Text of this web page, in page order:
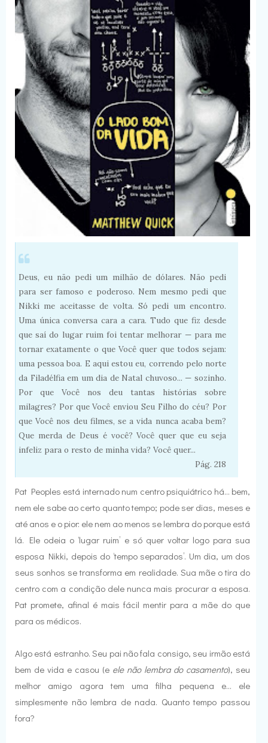
Deus, eu não pedi um milhão de dólares. Não pedi
para ser famoso e poderoso. Nem mesmo pedi que
Nikki me aceitasse de volta. Só pedi um encontro.
Uma única conversa cara a cara. Tudo que fiz desde
que saí do lugar ruim foi tentar melhorar — para me
tornar exatamente o que Você quer que todos sejam:
uma pessoa boa. E aqui estou eu, correndo pelo norte
da Filadélfia em um dia de Natal chuvoso... — sozinho.
Por que Você nos deu tantas histórias sobre
milagres? Por que Você enviou Seu Filho do céu? Por
que Você nos deu filmes, se a vida nunca acaba bem?
Que merda de Deus é você? Você quer que eu seja
infeliz para o resto de minha vida? Você quer...
Pág. 218
Pat Peoples está internado num centro psiquiátrico há... bem,
nem ele sabe ao certo quanto tempo; pode ser dias, meses e
até anos e o pior: ele nem ao menos se lembra do porque está
lá. Ele odeia o ‘lugar ruim’ e só quer voltar logo para sua
esposa Nikki, depois do ‘tempo separados’. Um dia, um dos
seus sonhos se transforma em realidade. Sua mãe o tira do
centro com a condição dele nunca mais procurar a esposa.
Pat promete, afinal é mais fácil mentir para a mãe do que
para os médicos.
Algo está estranho. Seu pai não fala consigo, seu irmão está
bem de vida e casou (e ele não lembra do casamento), seu
melhor amigo agora tem uma filha pequena e... ele
simplesmente não lembra de nada. Quanto tempo passou
fora?